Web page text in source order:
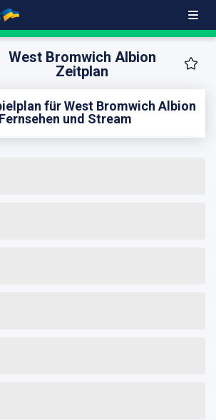
West Bromwich Albion
Zeitplan
für West Bromwich Albion
und Stream